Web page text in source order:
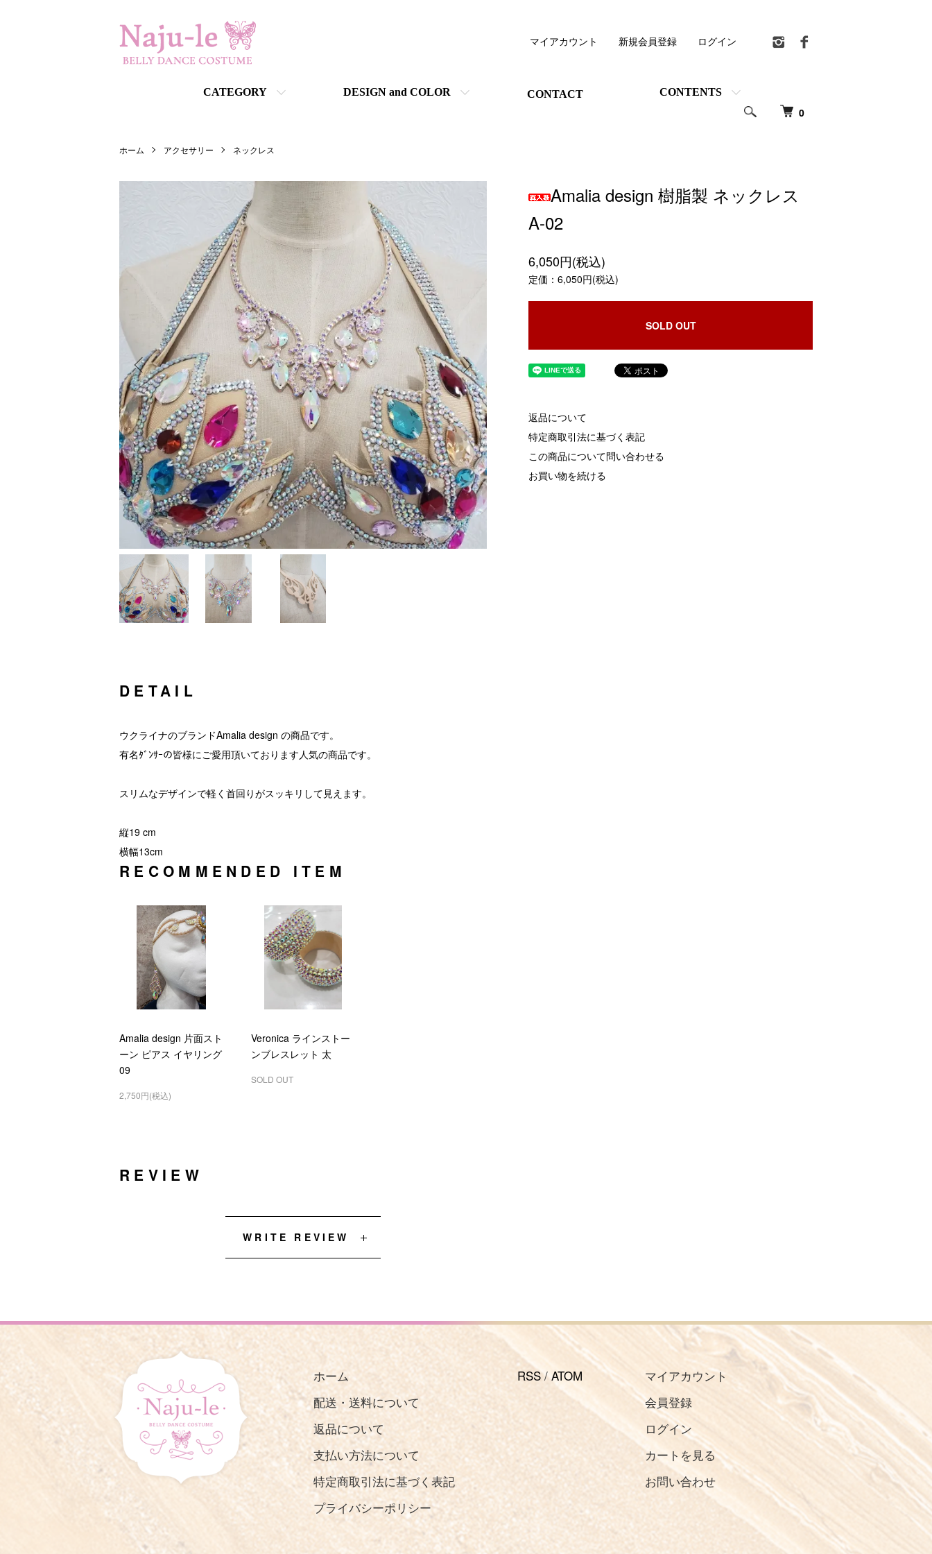
0
CATEGORY DESIGN and COLOR CONTACT CONTENTS
マイアカウント 新規会員登録 ログイン
ホーム アクセサリー ネックレス
Amalia design 樹脂製 ネックレス
A-02
6,050円(税込)
定価：6,050円(税込)
SOLD OUT
返品について
特定商取引法に基づく表記
この商品について問い合わせる
お買い物を続ける
DETAIL
ウクライナのブランドAmalia design の商品です。
有名ﾀﾞﾝｻｰの皆様にご愛用頂いております人気の商品です。
スリムなデザインで軽く首回りがスッキリして見えます。
縦19 cm
横幅13cm
RECOMMENDED ITEM
Amalia design 片面スト
ーン ピアス イヤリング
09
2,750円(税込)
Veronica ラインストー
ンブレスレット 太
SOLD OUT
REVIEW
WRITE REVIEW
ホーム
配送・送料について
返品について
支払い方法について
特定商取引法に基づく表記
プライバシーポリシー
RSS/ATOM
マイアカウント
会員登録
ログイン
カートを見る
お問い合わせ